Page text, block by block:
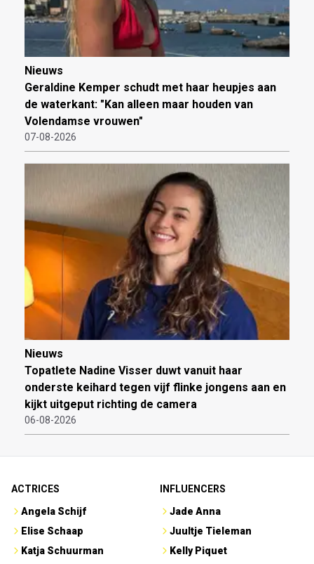
Nieuws
Geraldine Kemper schudt met haar heupjes aan
de waterkant: "Kan alleen maar houden van
Volendamse vrouwen"
07-08-2026
Nieuws
Topatlete Nadine Visser duwt vanuit haar
onderste keihard tegen vijf flinke jongens aan en
kijkt uitgeput richting de camera
06-08-2026
ACTRICES
Angela Schijf
Elise Schaap
Katja Schuurman
INFLUENCERS
Jade Anna
Juultje Tieleman
Kelly Piquet